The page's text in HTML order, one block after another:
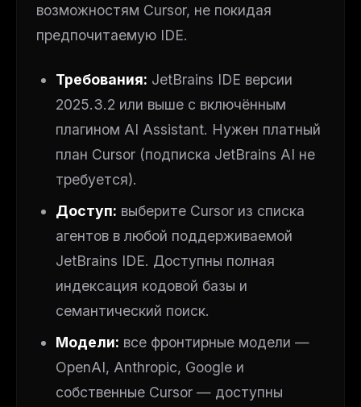
возможностям Cursor, не покидая
предпочитаемую IDE.
Требования: JetBrains IDE версии
2025.3.2 или выше с включённым
плагином AI Assistant. Нужен платный
план Cursor (подписка JetBrains AI не
требуется).
Доступ: выберите Cursor из списка
агентов в любой поддерживаемой
JetBrains IDE. Доступны полная
индексация кодовой базы и
семантический поиск.
Модели: все фронтирные модели —
OpenAI, Anthropic, Google и
собственные Cursor — доступны